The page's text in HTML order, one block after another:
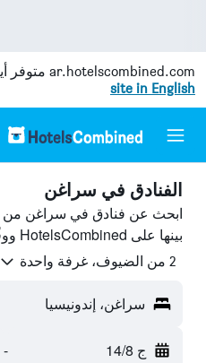
ar.hotelscombined.com متوفر
site in English
الفنادق في سراغن
ابحث عن فنادق في سراغن من
بينها على HotelsCombined ووفّر.
2 من الضيوف، غرفة واحدة
سراغن، إندونيسيا
ج 14/8 -